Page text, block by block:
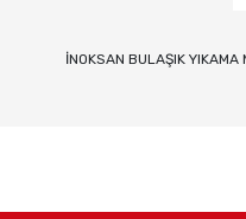
İNOKSAN BULAŞIK